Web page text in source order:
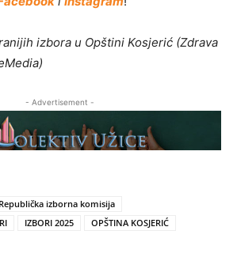
izbora u Opštini Kosjerić (Zdrava
- Advertisement -
izborna komisija
IZBORI 2025
OPŠTINA KOSJERIĆ